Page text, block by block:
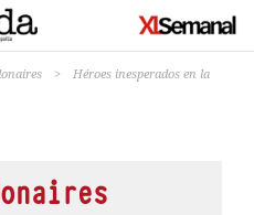
>
Héroes inesperados en la